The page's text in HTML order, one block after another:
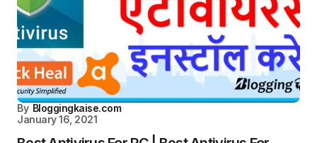
By Bloggingkaise.com
January 16, 2021